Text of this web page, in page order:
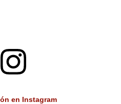
en Instagram